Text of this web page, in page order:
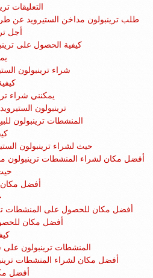
التعليقات
طلب ترينبولون مداخن الستيرويد عن
أجل
كيفية الحصول على
شراء ترينبولون
يمكنني شراء
ترينبولون
المنشطات ترينبولون
حيث لشراء ترينبولون
أفضل مكان لشراء المنشطات ترينبولون
أفضل مكان
أفضل مكان للحصول على المنشطات
أفضل مكان
المنشطات ترينبولون على
أفضل مكان لشراء المنشطات
أفضل